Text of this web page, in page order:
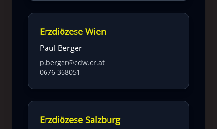
Erzdiözese Wien
Paul Berger
p.berger@edw.or.at
0676 368051
Erzdiözese Salzburg